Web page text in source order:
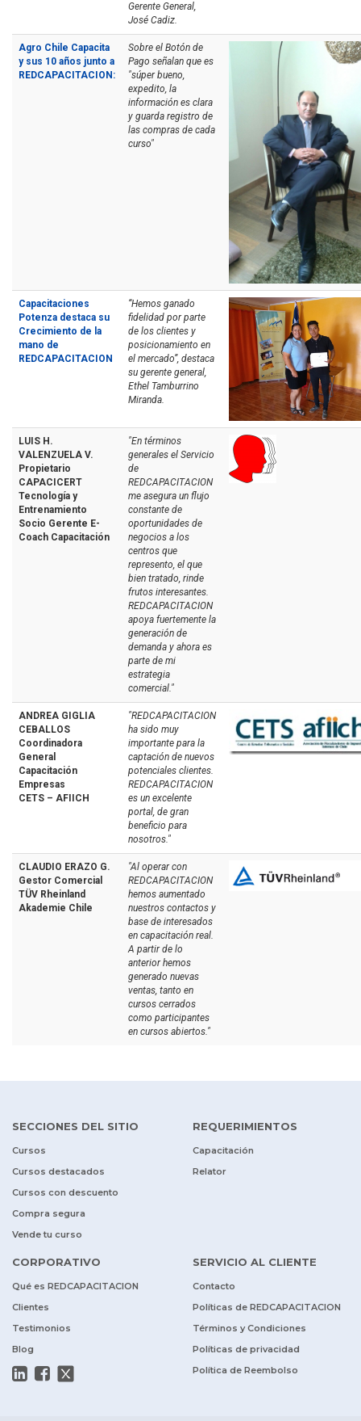
Gerente General,
José Cadiz.
Agro Chile Capacita
y sus 10 años junto a
REDCAPACITACION:
Sobre el Botón de
Pago señalan que es
"súper bueno,
expedito, la
información es clara
y guarda registro de
las compras de cada
curso"
Capacitaciones
Potenza destaca su
Crecimiento de la
mano de
REDCAPACITACION
“Hemos ganado
fidelidad por parte
de los clientes y
posicionamiento en
el mercado”, destaca
su gerente general,
Ethel Tamburrino
Miranda.
LUIS H.
VALENZUELA V.
Propietario
CAPACICERT
Tecnología y
Entrenamiento
Socio Gerente E-
Coach Capacitación
"En términos
generales el Servicio
de
REDCAPACITACION
me asegura un flujo
constante de
oportunidades de
negocios a los
centros que
represento, el que
bien tratado, rinde
frutos interesantes.
REDCAPACITACION
apoya fuertemente la
generación de
demanda y ahora es
parte de mi
estrategia
comercial."
ANDREA GIGLIA
CEBALLOS
Coordinadora
General
Capacitación
Empresas
CETS – AFIICH
"REDCAPACITACION
ha sido muy
importante para la
captación de nuevos
potenciales clientes.
REDCAPACITACION
es un excelente
portal, de gran
beneficio para
nosotros."
CLAUDIO ERAZO G.
Gestor Comercial
TÜV Rheinland
Akademie Chile
"Al operar con
REDCAPACITACION
hemos aumentado
nuestros contactos y
base de interesados
en capacitación real.
A partir de lo
anterior hemos
generado nuevas
ventas, tanto en
cursos cerrados
como participantes
en cursos abiertos."
SECCIONES DEL SITIO
Cursos
Cursos destacados
Cursos con descuento
Compra segura
Vende tu curso
REQUERIMIENTOS
Capacitación
Relator
CORPORATIVO
Qué es REDCAPACITACION
Clientes
Testimonios
Blog
SERVICIO AL CLIENTE
Contacto
Políticas de REDCAPACITACION
Términos y Condiciones
Políticas de privacidad
Política de Reembolso